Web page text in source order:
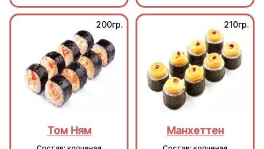
200гр.
Том Ням
210гр.
Манхеттен